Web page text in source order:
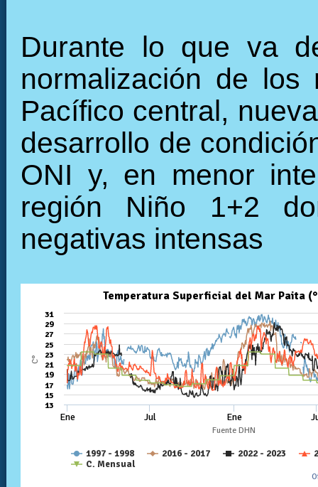
Durante lo que va
normalización de
Pacífico central,
desarrollo de
ONI y, en menor
región Niño 1+2
negativas intensas